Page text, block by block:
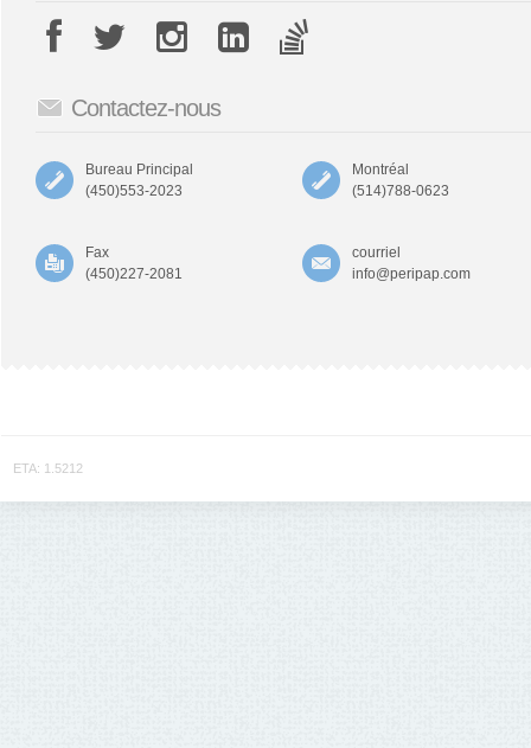
Contactez-nous
Bureau Principal
(450)553-2023
Montréal
(514)788-0623
Fax
(450)227-2081
courriel
info@peripap.com
ETA: 1.5212